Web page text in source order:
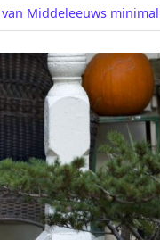
Middeleeuws